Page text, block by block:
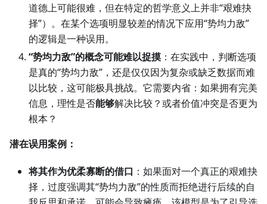
道德上可能很难，但在特定的哲学意义上并非“艰难抉
择”）。在某个选项明显较差的情况下应用“势均力敌”
的逻辑是一种误用。
“势均力敌”的概念可能难以捉摸 ：在实践中，判断选项
是真的“势均力敌”，还是仅仅因为复杂或缺乏数据而难
以比较，这可能极具挑战。它需要内省：如果拥有完美
信息，理性是否能够解决比较？或者价值冲突是否更为
根本？
潜在误用案例：
将其作为优柔寡断的借口 ：如果面对一个真正的艰难抉
择，过度强调其“势均力敌”的性质而拒绝进行后续的自